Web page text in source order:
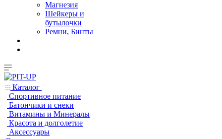
Магнезия
Шейкеры и
бутылочки
Ремни, Бинты
Каталог
Спортивное питание
Батончики и снеки
Витамины и Минералы
Красота и долголетие
Аксессуары